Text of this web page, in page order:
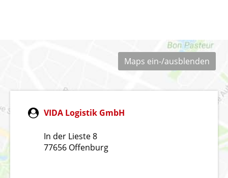
Maps ein-/ausblenden
VIDA Logistik GmbH
In der Lieste 8
77656 Offenburg